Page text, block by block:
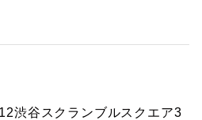
渋谷スクランブルスクエア3